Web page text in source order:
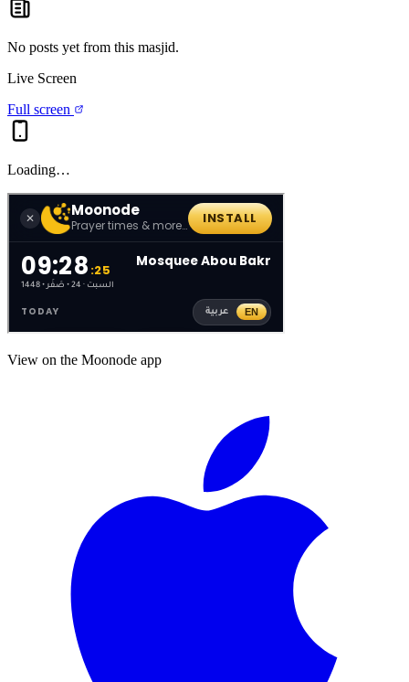
No posts yet from this masjid.
Live Screen
Full screen
Loading…
View on the Moonode app